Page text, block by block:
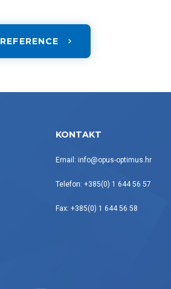
REFERENCE
KONTAKT
Email: info@opus-optimus.hr
Telefon: +385(0) 1 644 56 57
Fax: +385(0) 1 644 56 58